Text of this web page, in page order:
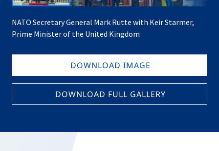
NATO Secretary General Mark Rutte with Keir Starmer,
Prime Minister of the United Kingdom
DOWNLOAD IMAGE
DOWNLOAD FULL GALLERY